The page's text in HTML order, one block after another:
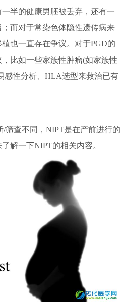
半的健康男胚被丢弃，还有一
而对于常染色体隐性遗传病来
也一直存在争议。对于PGD的
比如一些家族性肿瘤(如家族性
感性分析、HLA选型来救治已有
/筛查不同，NIPT是在产前进行的
解一下NIPT的相关内容。